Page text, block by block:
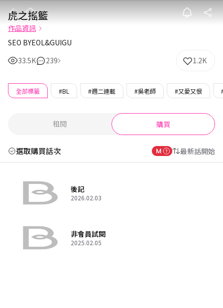
虎之搖籃
虎之搖籃
作品資訊
SEO BYEOL&GUIGU
33.5K
239 1.2K
全部標籤 #BL #週二連載 #吳老師 #又愛又恨
租閱 購買
選取購買話次 最新話開始
後記
2026.02.03
非會員試閱
2025.02.05